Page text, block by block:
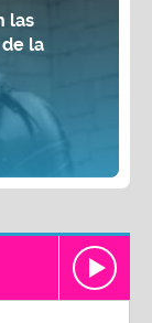
las
la